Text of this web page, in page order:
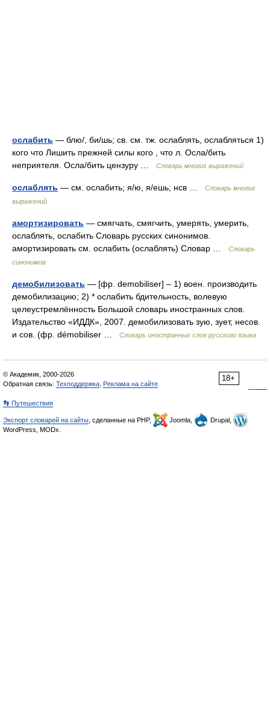
ослабить — блю/, би/шь; св. см. тж. ослаблять, ослабляться 1)
кого что Лишить прежней силы кого , что л. Осла/бить
неприятеля. Осла/бить цензуру …
Словарь многих выражений
ослаблять — см. ослабить; я/ю, я/ешь; нсв …
Словарь многих
выражений
амортизировать — смягчать, смягчить, умерять, умерить,
ослаблять, ослабить Словарь русских синонимов.
амортизировать см. ослабить (ослаблять) Словар …
Словарь
синонимов
демобилизовать — [фр. demobiliser] – 1) воен. производить
демобилизацию; 2) * ослабить бдительность, волевую
целеустремлённость Большой словарь иностранных слов.
Издательство «ИДДК», 2007. демобилизовать зую, зует, несов.
и сов. (фр. démobiliser …
Словарь иностранных слов русского языка
18+
© Академик, 2000-2026
Обратная связь: Техподдержка Реклама на сайте
👣 Путешествия
Экспорт словарей на сайты , сделанные на PHP, Joomla,
Drupal,
WordPress, MODx.